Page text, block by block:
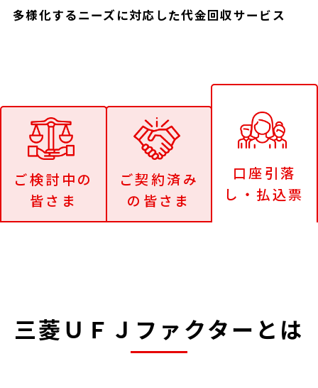
多様化するニーズに対応した代金回収サービス
ご検討中の
皆さま
ご契約済み
の皆さま
口座引落
し・払込票
三菱ＵＦＪファクターとは